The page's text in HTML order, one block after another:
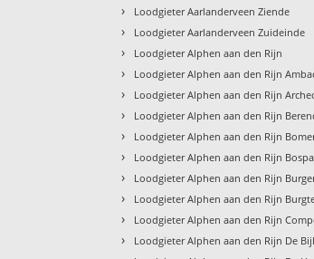
› Loodgieter Aarlanderveen Ziende
› Loodgieter Aarlanderveen Zuideinde
› Loodgieter Alphen aan den Rijn
› Loodgieter Alphen aan den Rijn
› Loodgieter Alphen aan den Rijn
› Loodgieter Alphen aan den Rijn
› Loodgieter Alphen aan den Rijn
› Loodgieter Alphen aan den Rijn
› Loodgieter Alphen aan den Rijn
› Loodgieter Alphen aan den Rijn
› Loodgieter Alphen aan den Rijn
› Loodgieter Alphen aan den Rijn De